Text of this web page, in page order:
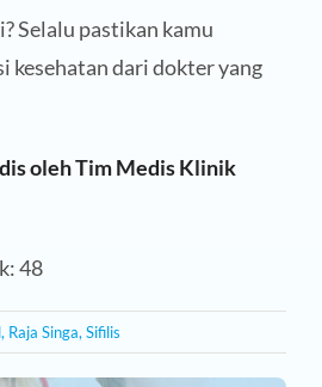
Selalu pastikan kamu
kesehatan dari dokter yang
oleh Tim Medis Klinik
48
, Raja Singa,Sifilis